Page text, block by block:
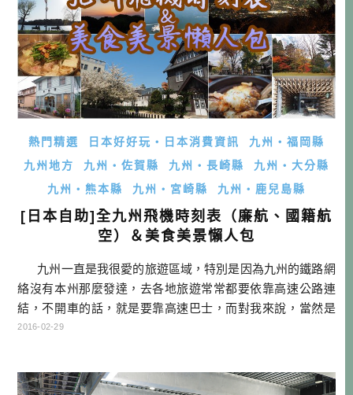
熱門精選 日本好好玩・日本消費資訊
九州・福岡縣
九州地方
九州・佐賀縣 九州・長崎縣
九州・大分縣
九州・熊本縣
九州・宮崎縣 九州・鹿兒島縣
[日本自助]全九州飛機時刻表（廉航、國籍航
空）＆美食美景懶人包
九州一直是我很愛的旅遊區域，特別是因為九州的鐵路網
絡沒有本州那麼發達，去各地旅遊常常都要依靠高速公路連
結，不開車的話，就是要靠高速巴士，而對我來說，當然是
要自駕囉！九州的大小約跟台灣差不多，不僅如此，就連形
就是因為九州班機的時間不是很好，不是早去早回，就是晚
2016-02-29